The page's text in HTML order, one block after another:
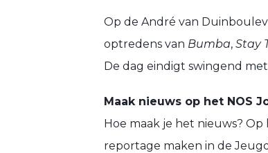
Op de André van
optredens van Bumba, Stay
De dag eindigt swingend met
Maak nieuws op het NOS
Hoe maak je het nieuws?
reportage maken in de